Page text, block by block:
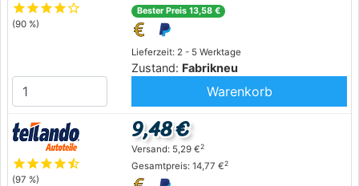
starstarstarstarstar_outline
(90 %)
Lieferzeit: 2 - 5 Werktage
Zustand: Fabrikneu
Bester Preis 13,58 €
Warenkorb
starstarstarstarstar_half
(97 %)
9,48 €
Versand: 5,29 €2
Gesamtpreis: 14,77 €2